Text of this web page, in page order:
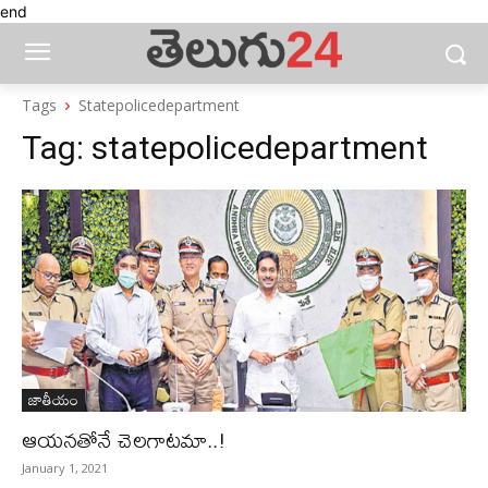
end
Tags Statepolicedepartment
Tag: statepolicedepartment
జాతీయం
ఆయనతోనే చెలగాటమా..!
January 1, 2021